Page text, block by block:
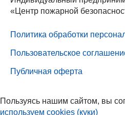
«Центр пожарной
Политика обработки
Пользовательское
Публичная оферта
Пользуясь нашим сайтом, вы
используем cookies (куки)